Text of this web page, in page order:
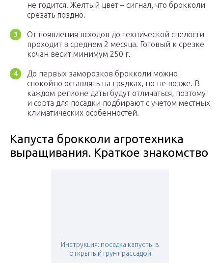
не годится. Желтый цвет – сигнал, что брокколи
срезать поздно.
От появления всходов до технической спелости
проходит в среднем 2 месяца. Готовый к срезке
кочан весит минимум 250 г.
До первых заморозков брокколи можно
спокойно оставлять на грядках, но не позже. В
каждом регионе даты будут отличаться, поэтому
и сорта для посадки подбирают с учетом местных
климатических особенностей.
Капуста брокколи агротехника
выращивания. Краткое знакомство
Инструкция: посадка капусты в
открытый грунт рассадой